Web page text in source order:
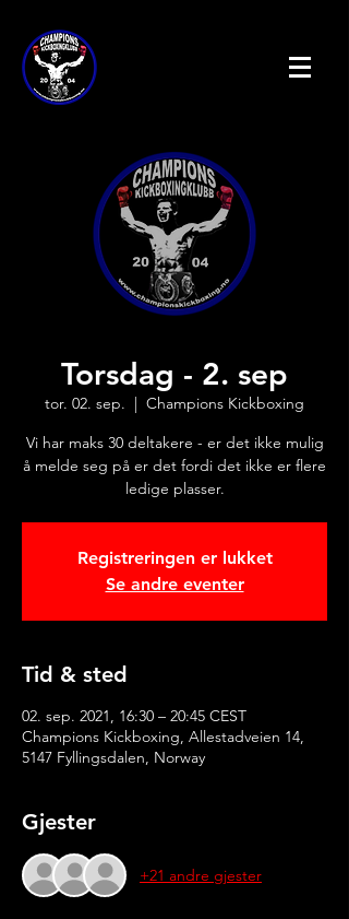
Torsdag - 2. sep
tor. 02. sep.
  |
Champions Kickboxing
Vi har maks 30 deltakere - er det ikke mulig
å melde seg på er det fordi det ikke er flere
ledige plasser.
Registreringen er lukket
Se andre eventer
Tid & sted
02. sep. 2021, 16:30 – 20:45 CEST
Champions Kickboxing, Allestadveien 14,
5147 Fyllingsdalen, Norway
Gjester
+21 andre gjester